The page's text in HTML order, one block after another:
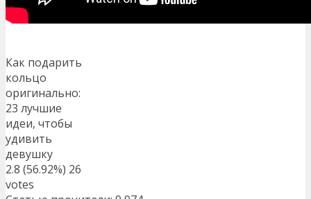
Как подарить
кольцо
оригинально:
23 лучшие
идеи, чтобы
удивить
девушку
2.8 (56.92%) 26
votes